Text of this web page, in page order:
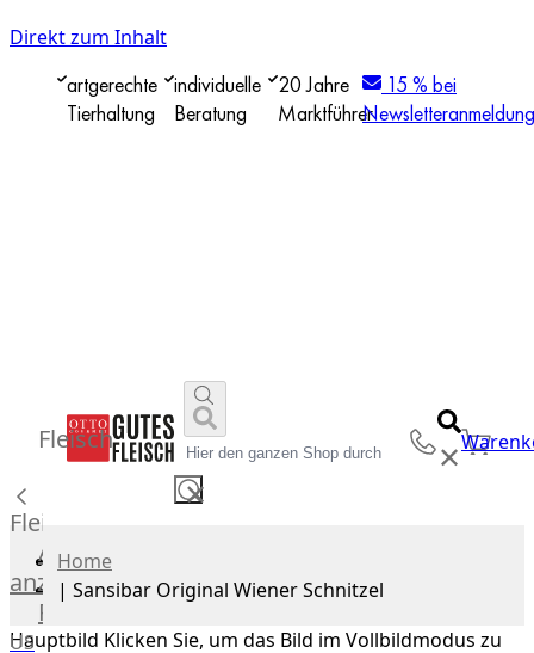
Direkt zum Inhalt
artgerechte
Tierhaltung
individuelle
Beratung
20 Jahre
Marktführer
15 % bei
Newsletteranmeldung
✕
✕
Fleisch
Fleisch
Alle
anzeigen
Rind
US
Home
| Sansibar Original Wiener Schnitzel
Hauptbild Klicken Sie, um das Bild im Vollbildmodus zu